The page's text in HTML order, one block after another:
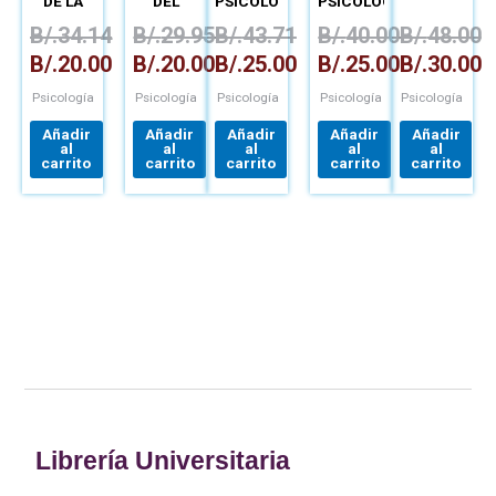
B/.34.14
B/.20.00
Psicología
Añadir
al
carrito
B/.29.95
B/.20.00
Psicología
Añadir
al
carrito
B/.43.71
B/.25.00
Psicología
Añadir
al
carrito
B/.40.00
B/.25.00
Psicología
Añadir
al
carrito
B/.48.00
B/.30.00
Psicología
Añadir
al
carrito
Librería Universitaria